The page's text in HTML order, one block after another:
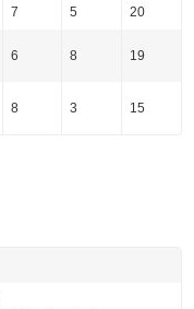
7 5 20
6 8 19
8 3 15